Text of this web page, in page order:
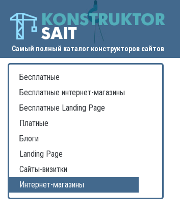
Самый полный каталог конструкторов сайтов
Бесплатные
Бесплатные интернет-магазины
Бесплатные Landing Page
Платные
Блоги
Landing Page
Сайты-визитки
Интернет-магазины